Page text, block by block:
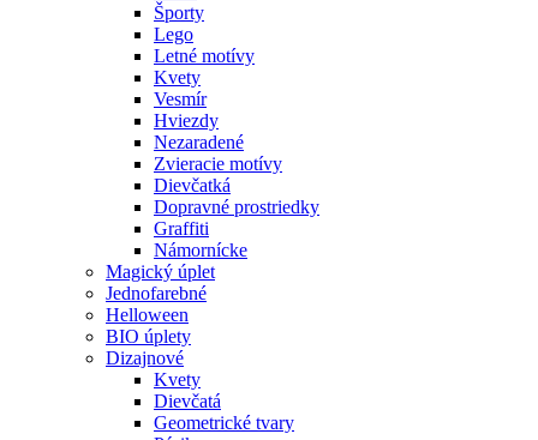
Športy
Lego
Letné motívy
Kvety
Vesmír
Hviezdy
Nezaradené
Zvieracie motívy
Dievčatká
Dopravné prostriedky
Graffiti
Námornícke
Magický úplet
Jednofarebné
Helloween
BIO úplety
Dizajnové
Kvety
Dievčatá
Geometrické tvary